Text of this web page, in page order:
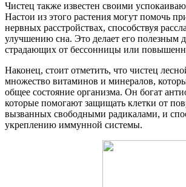
Чистец также известен своими
Настои из этого растения могут помочь
нервных расстройствах, способствуя
улучшению сна. Это делает его полезным
страдающих от бессонницы или
Наконец, стоит отметить, что чистец
множество витаминов и минералов,
общее состояние организма. Он богат
которые помогают защищать клетки от
вызванных свободными радикалами, и
укреплению иммунной системы.